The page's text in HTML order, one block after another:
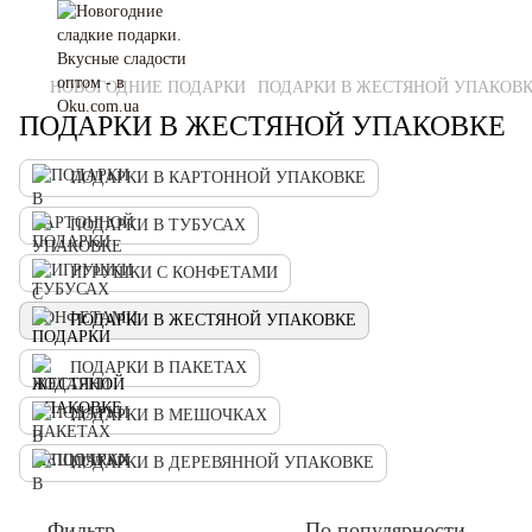
НОВОГОДНИЕ ПОДАРКИ ПОДАРКИ В ЖЕСТЯНОЙ
ПОДАРКИ В ЖЕСТЯНОЙ УПАКОВКЕ
ПОДАРКИ В КАРТОННОЙ УПАКОВКЕ
ПОДАРКИ В ТУБУСАХ
ИГРУШКИ С КОНФЕТАМИ
ПОДАРКИ В ЖЕСТЯНОЙ УПАКОВКЕ
ПОДАРКИ В ПАКЕТАХ
ПОДАРКИ В МЕШОЧКАХ
ПОДАРКИ В ДЕРЕВЯННОЙ УПАКОВКЕ